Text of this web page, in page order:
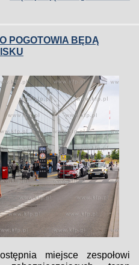
POGOTOWIA BĘDĄ
miejsce zespołowi